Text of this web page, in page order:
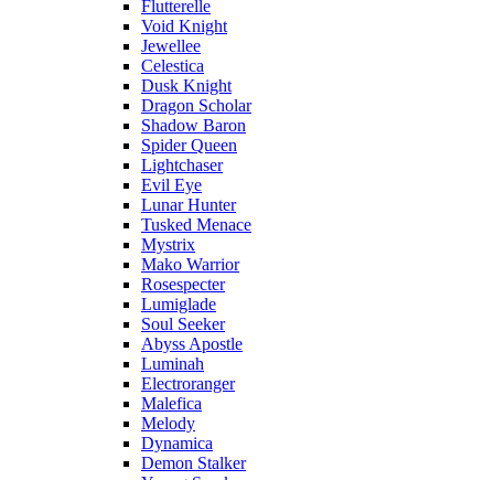
Flutterelle
Void Knight
Jewellee
Celestica
Dusk Knight
Dragon Scholar
Shadow Baron
Spider Queen
Lightchaser
Evil Eye
Lunar Hunter
Tusked Menace
Mystrix
Mako Warrior
Rosespecter
Lumiglade
Soul Seeker
Abyss Apostle
Luminah
Electroranger
Malefica
Melody
Dynamica
Demon Stalker